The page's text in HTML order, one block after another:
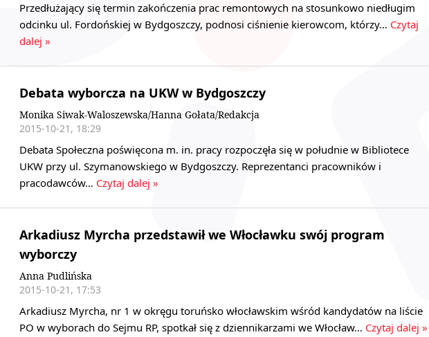
Przedłużający się termin zakończenia prac remontowych na stosunkowo niedługim
odcinku ul. Fordońskiej w Bydgoszczy, podnosi ciśnienie kierowcom, którzy… Czytaj
dalej »
Debata wyborcza na UKW w Bydgoszczy
Monika Siwak-Waloszewska/Hanna Gołata/Redakcja
2015-10-21, 18:29
Debata Społeczna poświęcona m. in. pracy rozpoczęła się w południe w Bibliotece
UKW przy ul. Szymanowskiego w Bydgoszczy. Reprezentanci pracowników i
pracodawców… Czytaj dalej »
Arkadiusz Myrcha przedstawił we Włocławku swój program
wyborczy
Anna Pudlińska
2015-10-21, 17:53
Arkadiusz Myrcha, nr 1 w okręgu toruńsko włocławskim wśród kandydatów na liście
PO w wyborach do Sejmu RP, spotkał się z dziennikarzami we Włocław… Czytaj dalej »